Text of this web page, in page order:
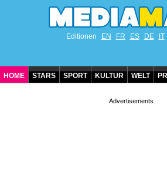
Editionen EN FR ES DE IT
HOME STARS SPORT KULTUR WELT